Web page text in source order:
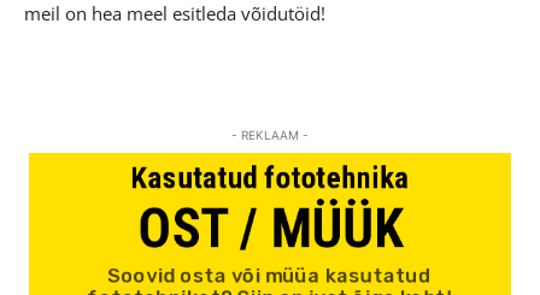
meil on hea meel esitleda võidutöid!
- REKLAAM -